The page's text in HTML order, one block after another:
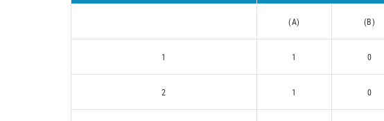
(A) (B)
1 1 0
2 1 0